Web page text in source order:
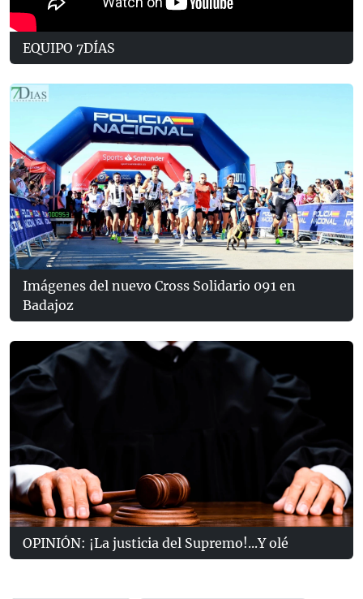
EQUIPO 7DÍAS
Imágenes del nuevo Cross Solidario 091 en
Badajoz
OPINIÓN: ¡La justicia del Supremo!...Y olé